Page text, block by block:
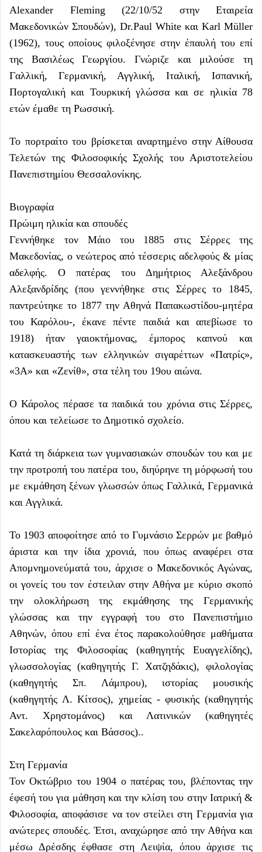
Alexander Fleming (22/10/52 στην Εταιρεία
Μακεδονικών Σπουδών), Dr.Paul White και Karl Müller
(1962), τους οποίους φιλοξένησε στην έπαυλή του επί
της Βασιλέως Γεωργίου. Γνώριζε και μιλούσε τη
Γαλλική, Γερμανική, Αγγλική, Ιταλική, Ισπανική,
Πορτογαλική και Τουρκική γλώσσα και σε ηλικία 78
ετών έμαθε τη Ρωσσική.
Το πορτραίτο του βρίσκεται αναρτημένο στην Αίθουσα
Τελετών της Φιλοσοφικής Σχολής του Αριστοτελείου
Πανεπιστημίου Θεσσαλονίκης.
Βιογραφία
Πρώιμη ηλικία και σπουδές
Γεννήθηκε τον Μάιο του 1885 στις Σέρρες της
Μακεδονίας, ο νεώτερος από τέσσερις αδελφούς & μίας
αδελφής. Ο πατέρας του Δημήτριος Αλεξάνδρου
Αλεξανδρίδης (που γεννήθηκε στις Σέρρες το 1845,
παντρεύτηκε το 1877 την Αθηνά Παπακωστίδου-μητέρα
του Καρόλου-, έκανε πέντε παιδιά και απεβίωσε το
1918) ήταν γαιοκτήμονας, έμπορος καπνού και
κατασκευαστής των ελληνικών σιγαρέττων «Πατρίς»,
«3A» και «Ζενίθ», στα τέλη του 19ου αιώνα.
Ο Κάρολος πέρασε τα παιδικά του χρόνια στις Σέρρες,
όπου και τελείωσε το Δημοτικό σχολείο.
Κατά τη διάρκεια των γυμνασιακών σπουδών του και με
την προτροπή του πατέρα του, διηύρηνε τη μόρφωσή του
με εκμάθηση ξένων γλωσσών όπως Γαλλικά, Γερμανικά
και Αγγλικά.
Το 1903 αποφοίτησε από το Γυμνάσιο Σερρών με βαθμό
άριστα και την ίδια χρονιά, που όπως αναφέρει στα
Απομνημονεύματά του, άρχισε ο Μακεδονικός Αγώνας,
οι γονείς του τον έστειλαν στην Αθήνα με κύριο σκοπό
την ολοκλήρωση της εκμάθησης της Γερμανικής
γλώσσας και την εγγραφή του στο Πανεπιστήμιο
Αθηνών, όπου επί ένα έτος παρακολούθησε μαθήματα
Ιστορίας της Φιλοσοφίας (καθηγητής Ευαγγελίδης),
γλωσσολογίας (καθηγητής Γ. Χατζηδάκις), φιλολογίας
(καθηγητής Σπ. Λάμπρου), ιστορίας μουσικής
(καθηγητής Λ. Κίτσος), χημείας - φυσικής (καθηγητής
Αντ. Χρηστομάνος) και Λατινικών (καθηγητές
Σακελαρόπουλος και Βάσσος)..
Στη Γερμανία
Τον Οκτώβριο του 1904 ο πατέρας του, βλέποντας την
έφεσή του για μάθηση και την κλίση του στην Ιατρική &
Φιλοσοφία, αποφάσισε να τον στείλει στη Γερμανία για
ανώτερες σπουδές. Έτσι, αναχώρησε από την Αθήνα και
μέσω Δρέσδης έφθασε στη Λειψία, όπου άρχισε τις